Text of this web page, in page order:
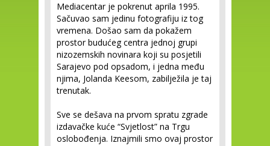
Mediacentar je pokrenut aprila 1995.
Sačuvao sam jedinu fotografiju iz tog
vremena. Došao sam da pokažem
prostor budućeg centra jednoj grupi
nizozemskih novinara koji su posjetili
Sarajevo pod opsadom, i jedna među
njima, Jolanda Keesom, zabilježila je taj
trenutak.
Sve se dešava na prvom spratu zgrade
izdavačke kuće “Svjetlost” na Trgu
oslobođenja. Iznajmili smo ovaj prostor